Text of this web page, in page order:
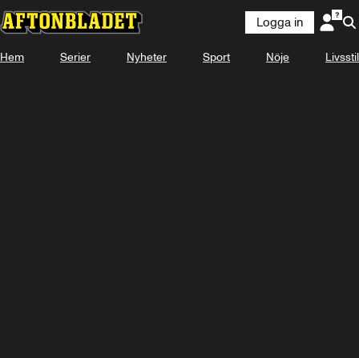
Logga in
Hem Serier Nyheter Sport Nöje Livsstil